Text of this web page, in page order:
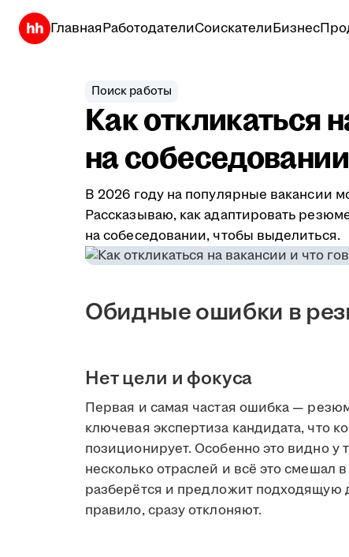
ГлавнаяРаботодателиСоискателиБизнес
Поиск работы
Как откликаться
на
В 2026 году на популярные вакансии
Рассказываю, как адаптировать
на собеседовании, чтобы выделиться.
Обидные ошибки в
Нет цели и фокуса
Первая и самая частая ошибка —
ключевая экспертиза кандидата, что
позиционирует. Особенно это видно у
несколько отраслей и всё это смешал
разберётся и предложит подходящую
правило, сразу отклоняют.